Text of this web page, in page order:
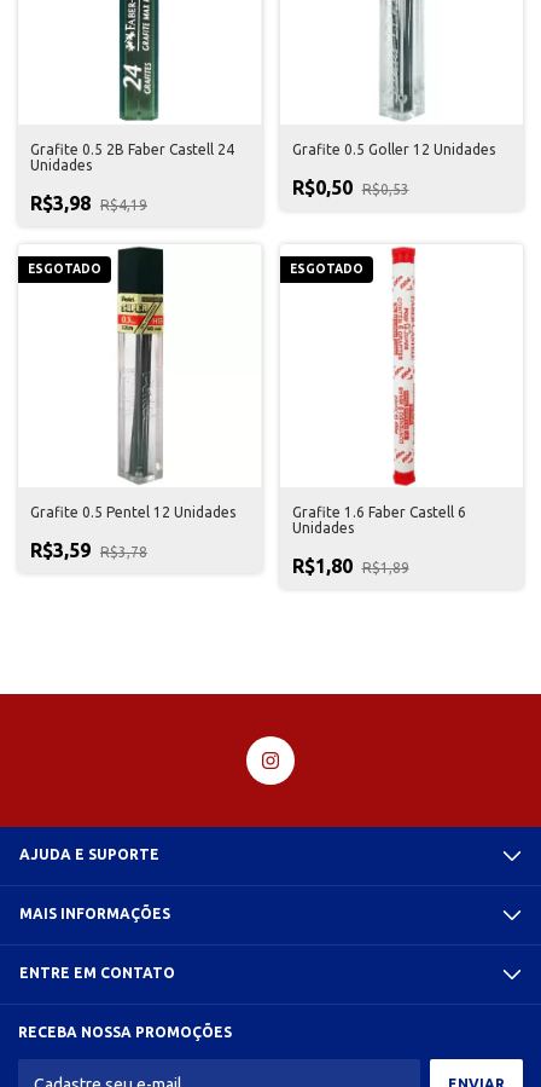
Grafite 0.5 2B Faber Castell 24
Unidades
R$3,98 R$4,19
Grafite 0.5 Goller 12 Unidades
R$0,50 R$0,53
ESGOTADO
Grafite 0.5 Pentel 12 Unidades
R$3,59 R$3,78
ESGOTADO
Grafite 1.6 Faber Castell 6
Unidades
R$1,80 R$1,89
AJUDA E SUPORTE
MAIS INFORMAÇÕES
ENTRE EM CONTATO
RECEBA NOSSA PROMOÇÕES